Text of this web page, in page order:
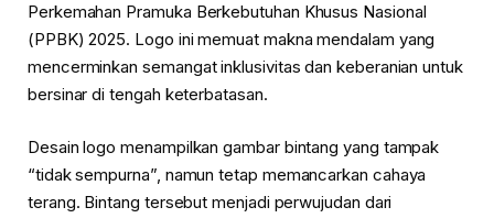
Perkemahan Pramuka Berkebutuhan Khusus Nasional
(PPBK) 2025. Logo ini memuat makna mendalam yang
mencerminkan semangat inklusivitas dan keberanian untuk
bersinar di tengah keterbatasan.
Desain logo menampilkan gambar bintang yang tampak
“tidak sempurna”, namun tetap memancarkan cahaya
terang. Bintang tersebut menjadi perwujudan dari